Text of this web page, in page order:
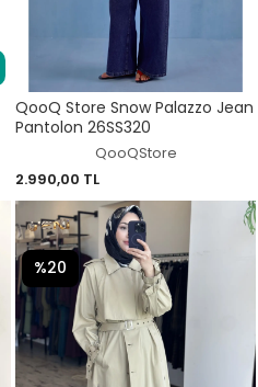
QooQ Store Snow Palazzo Jean
Pantolon 26SS320
QooQStore
2.990,00 TL
%20